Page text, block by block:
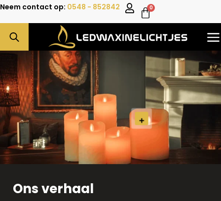
Neem contact op: 0548 - 852842 0
Ons verhaal